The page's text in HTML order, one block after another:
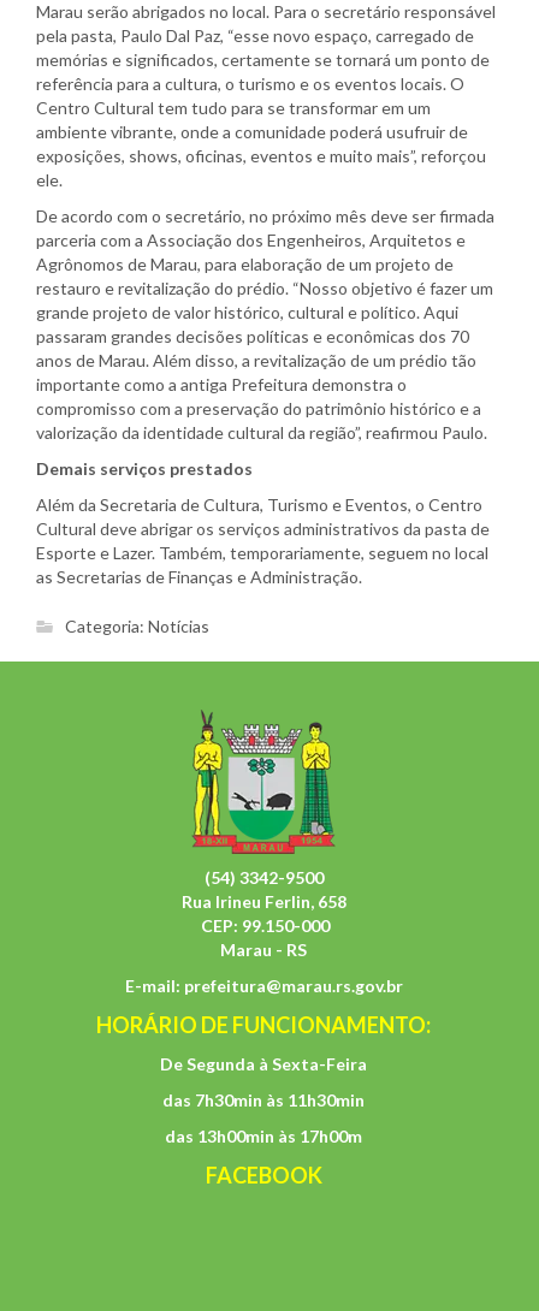
Marau serão abrigados no local. Para o secretário responsável
pela pasta, Paulo Dal Paz, “esse novo espaço, carregado de
memórias e significados, certamente se tornará um ponto de
referência para a cultura, o turismo e os eventos locais. O
Centro Cultural tem tudo para se transformar em um
ambiente vibrante, onde a comunidade poderá usufruir de
exposições, shows, oficinas, eventos e muito mais”, reforçou
ele.
De acordo com o secretário, no próximo mês deve ser firmada
parceria com a Associação dos Engenheiros, Arquitetos e
Agrônomos de Marau, para elaboração de um projeto de
restauro e revitalização do prédio. “Nosso objetivo é fazer um
grande projeto de valor histórico, cultural e político. Aqui
passaram grandes decisões políticas e econômicas dos 70
anos de Marau. Além disso, a revitalização de um prédio tão
importante como a antiga Prefeitura demonstra o
compromisso com a preservação do patrimônio histórico e a
valorização da identidade cultural da região”, reafirmou Paulo.
Demais serviços prestados
Além da Secretaria de Cultura, Turismo e Eventos, o Centro
Cultural deve abrigar os serviços administrativos da pasta de
Esporte e Lazer. Também, temporariamente, seguem no local
as Secretarias de Finanças e Administração.
Categoria: Notícias
(54) 3342-9500
Rua Irineu Ferlin, 658
CEP: 99.150-000
Marau - RS
E-mail: prefeitura@marau.rs.gov.br
HORÁRIO DE FUNCIONAMENTO:
De Segunda à Sexta-Feira
das 7h30min às 11h30min
das 13h00min às 17h00m
FACEBOOK